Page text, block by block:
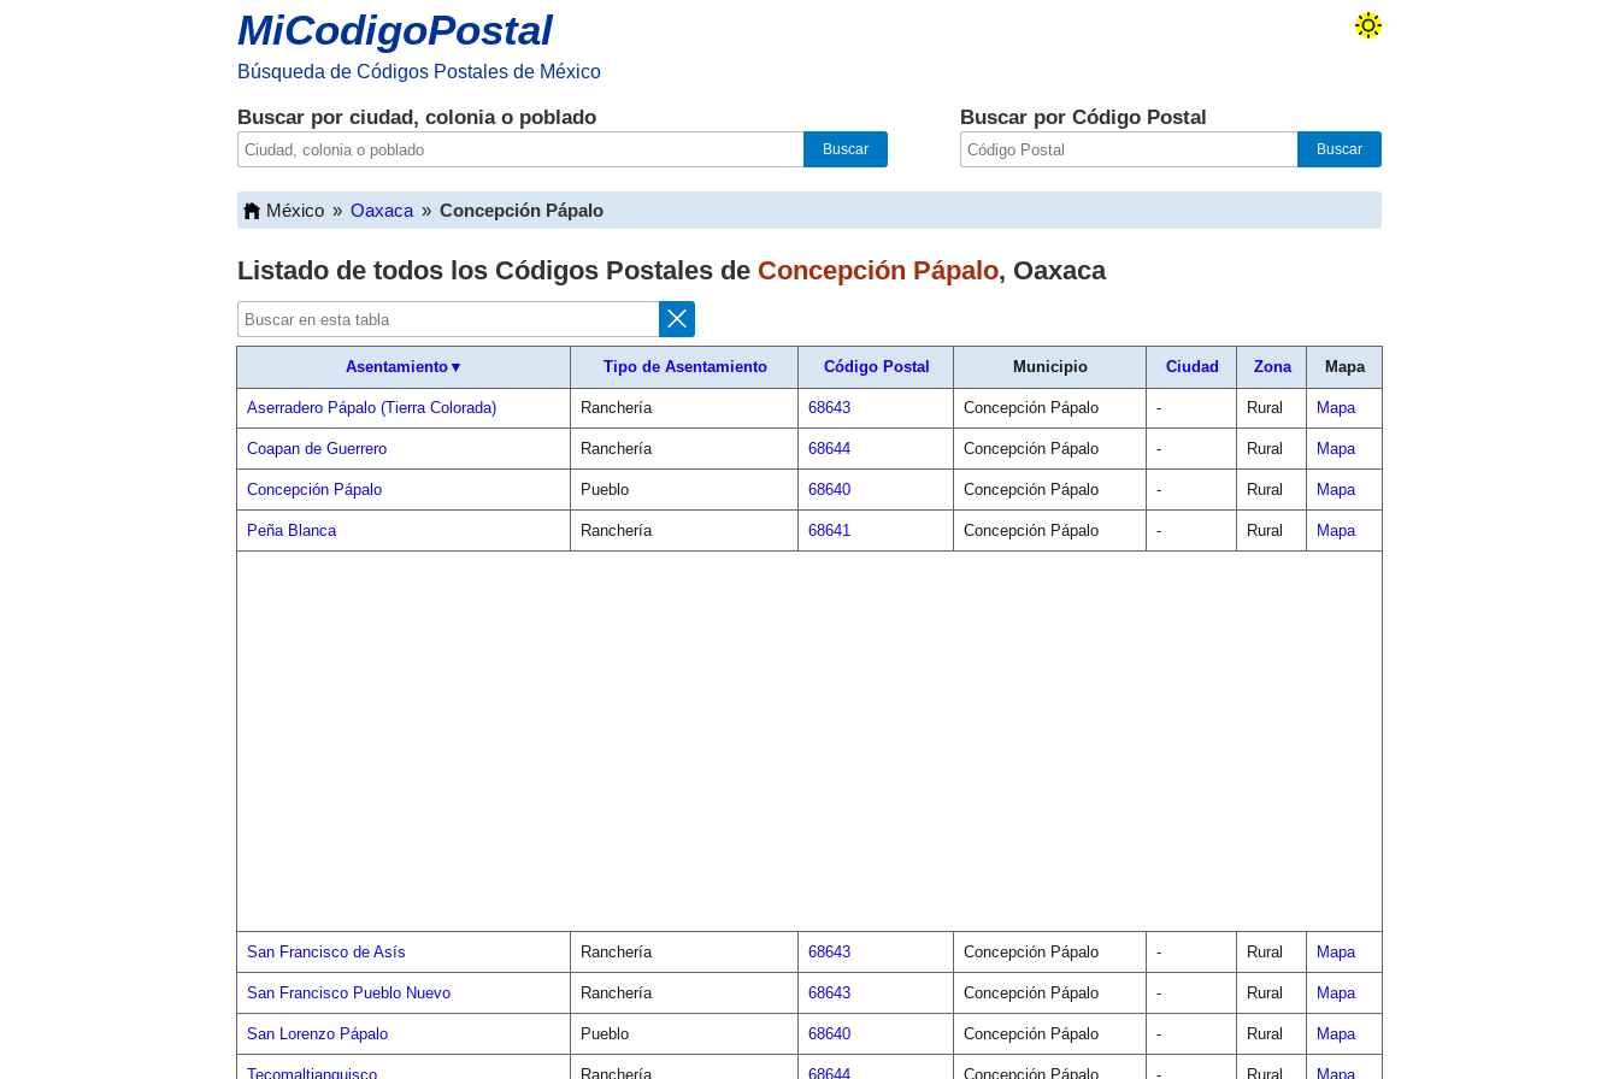
MiCodigoPostal
Búsqueda de Códigos Postales de México
Buscar por ciudad, colonia o poblado Buscar por Código Postal
México » Oaxaca » Concepción Pápalo
Listado de todos los Códigos Postales de Concepción Pápalo, Oaxaca
Asentamiento▼ Tipo de Asentamiento Código Postal Municipio Ciudad Zona Mapa
Aserradero Pápalo (Tierra Colorada) Ranchería 68643 Concepción Pápalo - Rural Mapa
Coapan de Guerrero Ranchería 68644 Concepción Pápalo - Rural Mapa
Concepción Pápalo Pueblo 68640 Concepción Pápalo - Rural Mapa
Peña Blanca Ranchería 68641 Concepción Pápalo - Rural Mapa
San Francisco de Asís Ranchería 68643 Concepción Pápalo - Rural Mapa
San Francisco Pueblo Nuevo Ranchería 68643 Concepción Pápalo - Rural Mapa
San Lorenzo Pápalo Pueblo 68640 Concepción Pápalo - Rural Mapa
Tecomaltianguisco Ranchería 68644 Concepción Pápalo - Rural Mapa